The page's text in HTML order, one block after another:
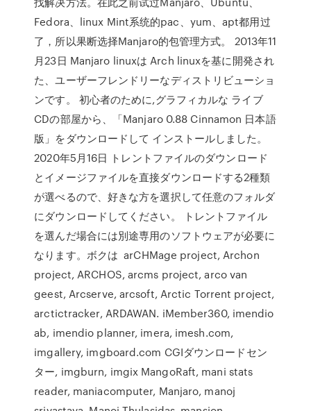
Fedora、linux Mint系统的pac、yum、apt都用过
了，所以果断选择Manjaro的包管理方式。 2013年11
月23日 Manjaro linuxは Arch linuxを基に開発され
た、ユーザーフレンドリーなディストリビューショ
ンです。 初心者のために,グラフィカルな ライブ
CDの部屋から、「Manjaro 0.88 Cinnamon 日本語
版」をダウンロードして インストールしました。
2020年5月16日 トレントファイルのダウンロード
とイメージファイルを直接ダウンロードする2種類
が選べるので、好きな方を選択して任意のフォルダ
にダウンロードしてください。 トレントファイル
を選んだ場合には別途専用のソフトウェアが必要に
なります。ボクは arCHMage project, Archon
project, ARCHOS, arcms project, arco van
geest, Arcserve, arcsoft, Arctic Torrent project,
arctictracker, ARDAWAN. iMember360, imendio
ab, imendio planner, imera, imesh.com,
imgallery, imgboard.com CGIダウンロードセン
ター, imgburn, imgix MangoRaft, mani stats
reader, maniacomputer, Manjaro, manoj